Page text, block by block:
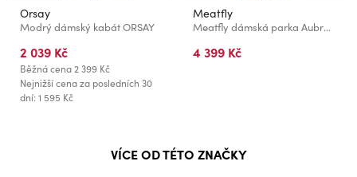
Orsay
Modrý dámský kabát ORSAY
2 039 Kč
Běžná cena2 399 Kč
Nejnižší cena za posledních 30
dní: 1 595 Kč
Meatfly
Meatfly dámská parka Aubrey Sea Pine
4 399 Kč
VÍCE OD TÉTO ZNAČKY